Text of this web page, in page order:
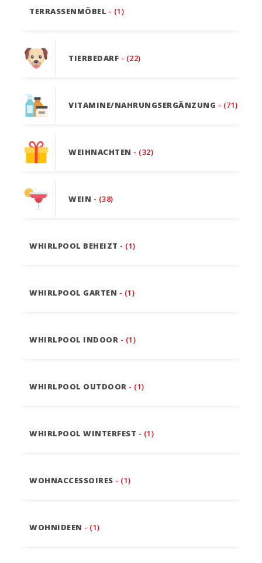
TERRASSENMÖBEL - (1)
TIERBEDARF - (22)
VITAMINE/NAHRUNGSERGÄNZUNG - (71)
WEIHNACHTEN - (32)
WEIN - (38)
WHIRLPOOL BEHEIZT - (1)
WHIRLPOOL GARTEN - (1)
WHIRLPOOL INDOOR - (1)
WHIRLPOOL OUTDOOR - (1)
WHIRLPOOL WINTERFEST - (1)
WOHNACCESSOIRES - (1)
WOHNIDEEN - (1)